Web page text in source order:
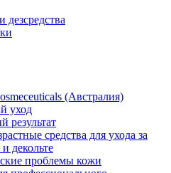
(Австралия)
уход
результат
средства для ухода за
декольте
проблемы кожи